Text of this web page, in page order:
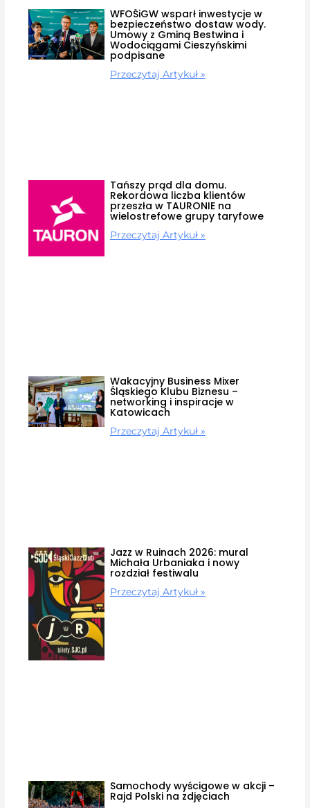
WFOŚiGW wsparł inwestycje w
bezpieczeństwo dostaw wody.
Umowy z Gminą Bestwina i
Wodociągami Cieszyńskimi
podpisane
Przeczytaj Artykuł »
Tańszy prąd dla domu.
Rekordowa liczba klientów
przeszła w TAURONIE na
wielostrefowe grupy taryfowe
Przeczytaj Artykuł »
Wakacyjny Business Mixer
Śląskiego Klubu Biznesu –
networking i inspiracje w
Katowicach
Przeczytaj Artykuł »
Jazz w Ruinach 2026: mural
Michała Urbaniaka i nowy
rozdział festiwalu
Przeczytaj Artykuł »
Samochody wyścigowe w akcji –
Rajd Polski na zdjęciach